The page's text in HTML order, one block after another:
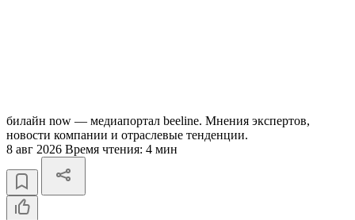
билайн now — медиапортал beeline. Мнения экспертов,
новости компании и отраслевые тенденции.
8 авг 2026 Время чтения: 4 мин